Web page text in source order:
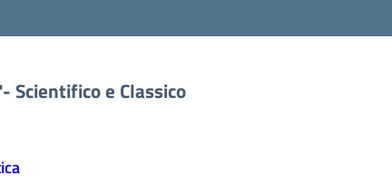
Scientifico e Classico